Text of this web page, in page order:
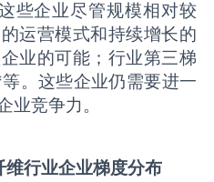
企业尽管规模相对较
运营模式和持续增长的
业的可能；行业第三梯
。这些企业仍需要进一
业竞争力。
维行业企业梯度分布